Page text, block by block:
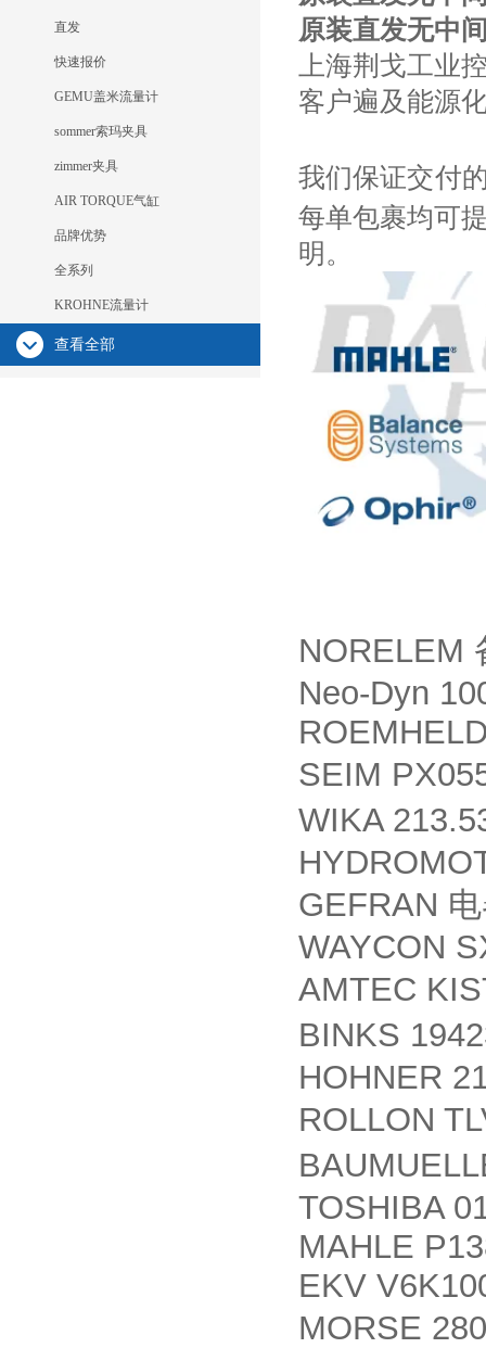
直发
快速报价
GEMU盖米流量计
sommer索玛夹具
zimmer夹具
AIR TORQUE气缸
品牌优势
全系列
KROHNE流量计
查看全部
原装直发无中
上海荆戈工业
客户遍及能源
我们保证交付
每单包裹均可
明。
NORELEM
Neo-Dyn
SEIM
WIKA
GEFRAN
WAYCON
AMTEC
BINKS
HOHNER
ROLLON
TOSHIBA
MAHLE
EKV
MORSE